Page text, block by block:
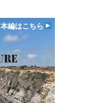
本編はこちら